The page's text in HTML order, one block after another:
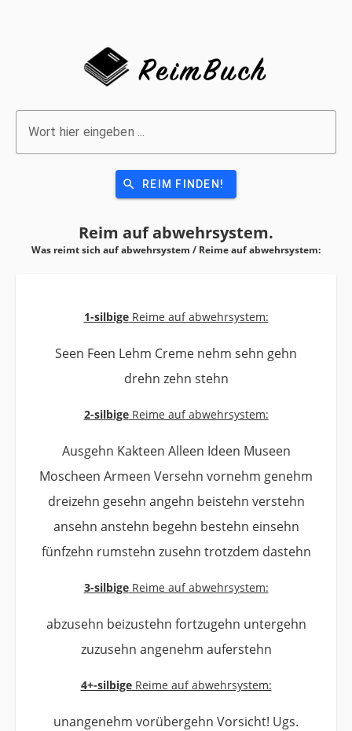
Wort hier eingeben ...
search REIM FINDEN!
Reim aufabwehrsystem.
Was reimt sich auf abwehrsystem / Reime aufabwehrsystem:
1-silbigeReime auf abwehrsystem:
Seen Feen Lehm Creme nehm sehn gehn
drehn zehn stehn
2-silbigeReime auf abwehrsystem:
Ausgehn Kakteen Alleen Ideen Museen
Moscheen Armeen Versehn vornehm genehm
dreizehn gesehn angehn beistehn verstehn
ansehn anstehn begehn bestehn einsehn
fünfzehn rumstehn zusehn trotzdem dastehn
3-silbigeReime auf abwehrsystem:
abzusehn beizustehn fortzugehn untergehn
zuzusehn angenehm auferstehn
4+-silbigeReime auf abwehrsystem:
unangenehm vorübergehn Vorsicht! Ugs.